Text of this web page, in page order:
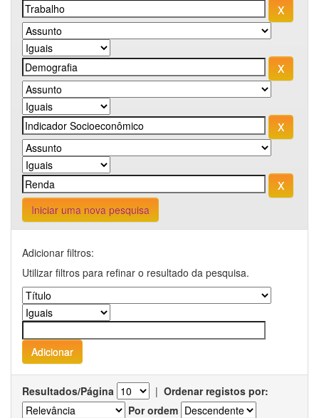
Iniciar uma nova pesquisa
Adicionar filtros:
Utilizar filtros para refinar o resultado da pesquisa.
Resultados/Página | Ordenar registos por:
Por ordem